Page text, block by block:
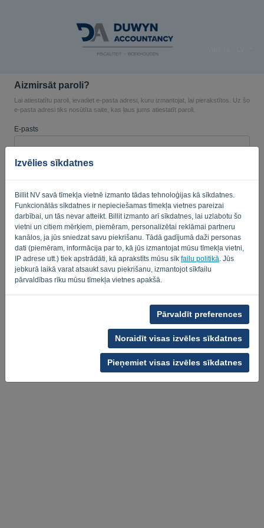
Izvēlies sīkdatnes
Billit NV savā tīmekļa vietnē izmanto tādas tehnoloģijas kā sīkdatnes.
Funkcionālās sīkdatnes ir nepieciešamas tīmekļa vietnes pareizai
darbībai, un tās nevar atteikt. Billit izmanto arī sīkdatnes, lai uzlabotu šo
vietni un citiem mērķiem, piemēram, personalizētai reklāmai partneru
kanālos, ja jūs sniedzat savu piekrišanu. Tādā gadījumā daži personas
dati (piemēram, informācija par to, kā jūs izmantojat mūsu tīmekļa vietni,
IP adrese utt.) tiek apstrādāti, kā aprakstīts mūsu sīk failu politikā . Jūs
jebkurā laikā varat atsaukt savu piekrišanu, izmantojot sīkfailu
pārvaldības rīku mūsu tīmekļa vietnes apakšā.
Pārvaldīt preferences
Noraidīt visas izvēles sīkdatnes
Pieņemiet visas izvēles sīkdatnes
Aizmirsāt paroli?
Lai atiestatītu paroli, ievadiet e-pasta adresi, kuru izmantojat, lai pierakstītos. Uz šo
e-pasta adresi tiks nosūtīta saite, kas ļaus jums atiestatīt paroli.
E-pasts
NOSŪTĪT SAITI
Atpakaļ uz pieteikšanos
Privacy Policy-Terms of Service.